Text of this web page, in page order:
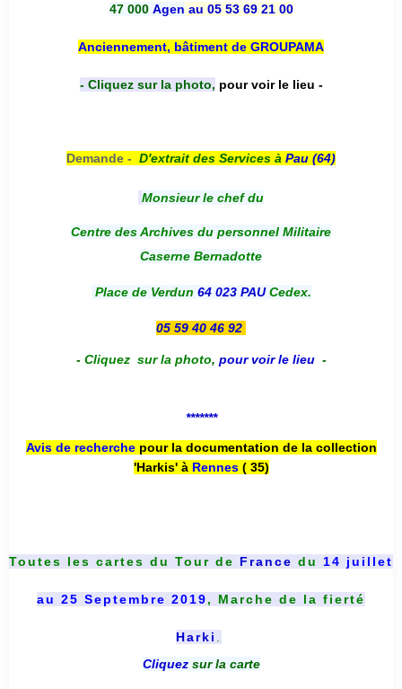
47 000 Agen au 05 53 69 21 00
Anciennement, bâtiment de GROUPAMA
- Cliquez sur la photo, pour voir le lieu -
Demande - D'extrait des Services à Pau (64)
Monsieur le chef du
Centre des Archives du personnel Militaire
Caserne Bernadotte
Place de Verdun 64 023 PAUCedex.
05 59 40 46 92
- Cliquez sur la photo, pour voir le lieu -
*******
Avis de recherche pour la documentation de la collection
'Harkis' à Rennes( 35)
Toutes les cartes du Tour de France du 14 juillet
au 25 Septembre 2019, Marche de la fierté
Harki
Cliquez sur la carte